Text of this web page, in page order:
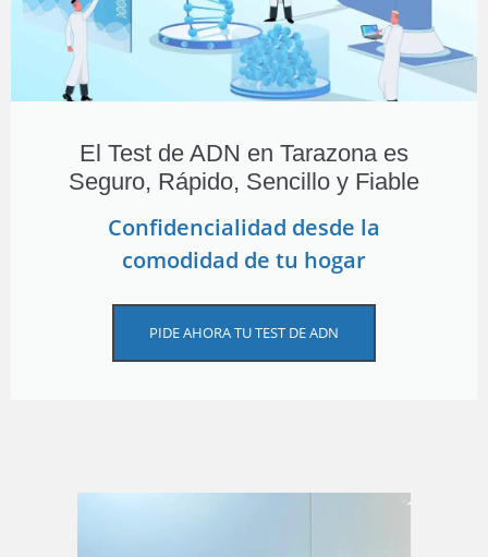
El Test de ADN en Tarazona es
Seguro, Rápido, Sencillo y Fiable
Confidencialidad desde la
comodidad de tu hogar
PIDE AHORA TU TEST DE ADN